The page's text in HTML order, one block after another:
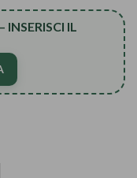
INSERISCI IL